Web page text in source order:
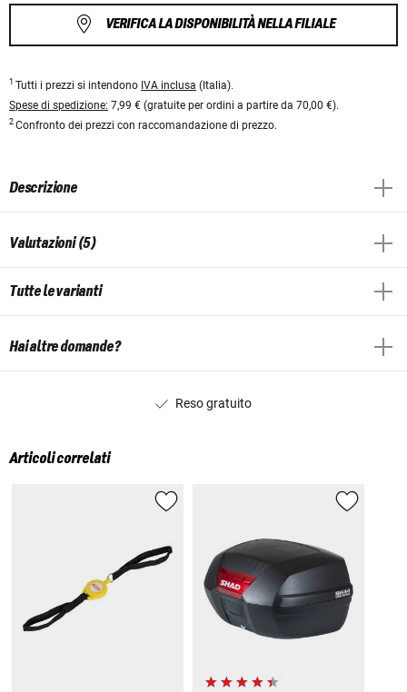
VERIFICA LA DISPONIBILITÀ NELLA FILIALE
1 Tutti i prezzi si intendono IVA inclusa (Italia).
Spese di spedizione: 7,99 € (gratuite per ordini a partire da 70,00 €).
2 Confronto dei prezzi con raccomandazione di prezzo.
Descrizione
Valutazioni (5)
Tutte le varianti
Hai altre domande?
Reso gratuito
Articoli correlati